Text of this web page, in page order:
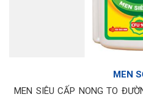
MEN
MEN SIÊU CẤP NONG TO